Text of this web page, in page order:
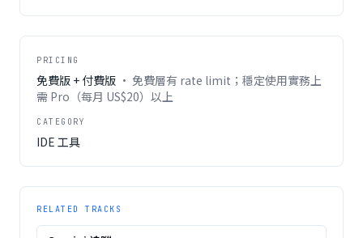
PRICING
免費版 + 付費版 · 免費層有 rate limit；穩定使用實務上
需 Pro（每月 US$20）以上
CATEGORY
IDE 工具
RELATED TRACKS